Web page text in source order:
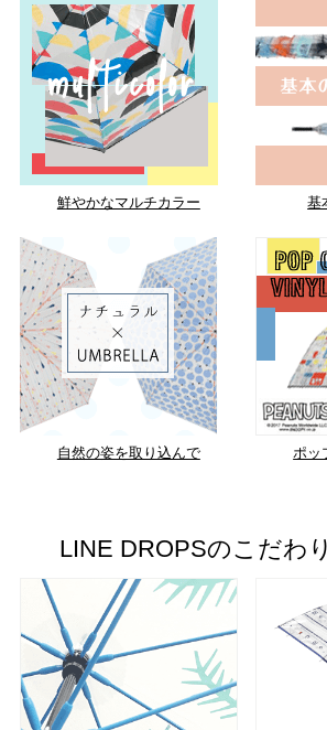
鮮やかなマルチカラー 基
自然の姿を取り込んで ポッ
LINE DROPSのこだわ